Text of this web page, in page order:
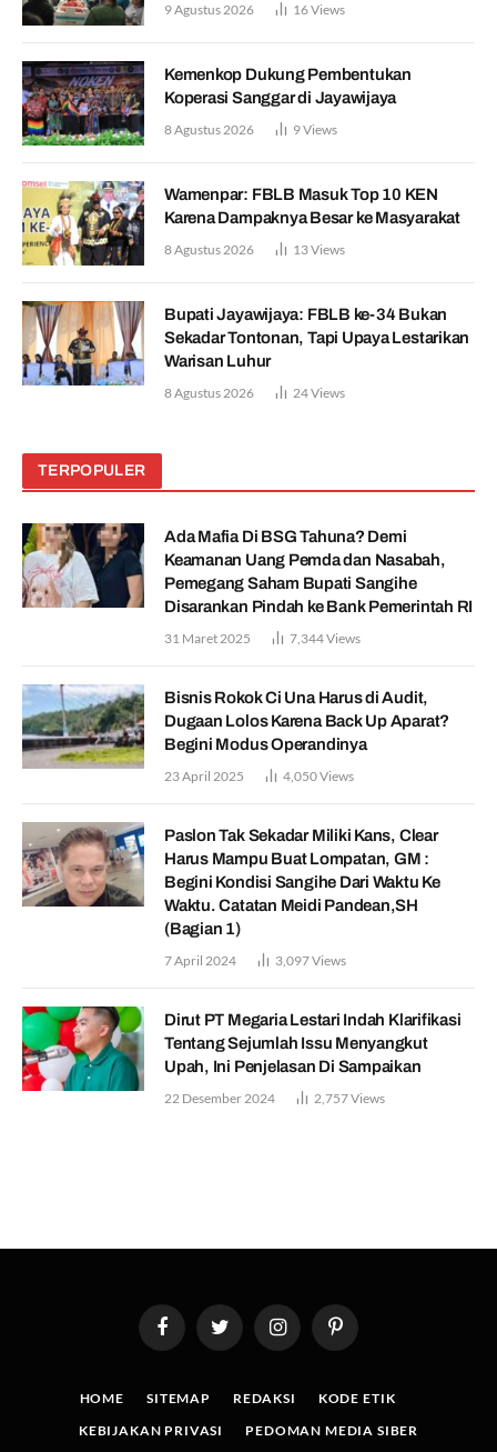
9 Agustus 2026 16Views
Kemenkop Dukung Pembentukan
Koperasi Sanggar di Jayawijaya
8 Agustus 2026 9Views
Wamenpar: FBLB Masuk Top 10 KEN
Karena Dampaknya Besar ke Masyarakat
8 Agustus 2026 13Views
Bupati Jayawijaya: FBLB ke-34 Bukan
Sekadar Tontonan, Tapi Upaya Lestarikan
Warisan Luhur
8 Agustus 2026 24Views
TERPOPULER
Ada Mafia Di BSG Tahuna? Demi
Keamanan Uang Pemda dan Nasabah,
Pemegang Saham Bupati Sangihe
Disarankan Pindah ke Bank Pemerintah RI
31 Maret 2025 7,344Views
Bisnis Rokok Ci Una Harus di Audit,
Dugaan Lolos Karena Back Up Aparat?
Begini Modus Operandinya
23 April 2025 4,050Views
Paslon Tak Sekadar Miliki Kans, Clear
Harus Mampu Buat Lompatan, GM :
Begini Kondisi Sangihe Dari Waktu Ke
Waktu. Catatan Meidi Pandean,SH
(Bagian 1)
7 April 2024 3,097Views
Dirut PT Megaria Lestari Indah Klarifikasi
Tentang Sejumlah Issu Menyangkut
Upah, Ini Penjelasan Di Sampaikan
22 Desember 2024 2,757Views
FacebookTwitter InstagramPinterest
HOME SITEMAP REDAKSI
KODE ETIK
KEBIJAKAN PRIVASI
PEDOMAN MEDIA SIBER